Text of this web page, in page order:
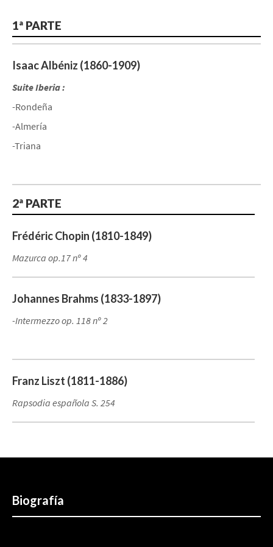
1ª PARTE
Isaac Albéniz (1860-1909)
Suite Iberia :
-Rondeña
-Almería
-Triana
2ª PARTE
Frédéric Chopin (1810-1849)
Mazurca op.17 nº 4
Johannes Brahms (1833-1897)
-Intermezzo op. 118 nº 2
Franz Liszt (1811-1886)
Rapsodia española S. 254
Biografía